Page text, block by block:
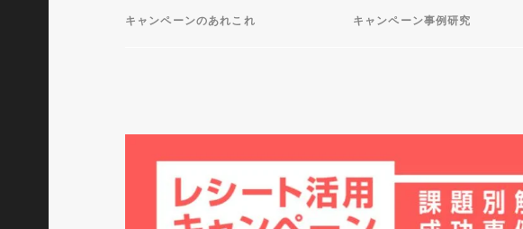
キャンペーンのあれこれ キャンペーン事例研究